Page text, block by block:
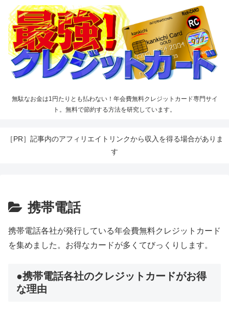
無駄なお金は1円たりとも払わない！年会費無料クレジットカード専門サイ
ト。無料で節約する方法を研究しています。
［PR］記事内のアフィリエイトリンクから収入を得る場合がありま
す
携帯電話
携帯電話各社が発行している年会費無料クレジットカード
を集めました。お得なカードが多くてびっくりします。
●携帯電話各社のクレジットカードがお得
な理由